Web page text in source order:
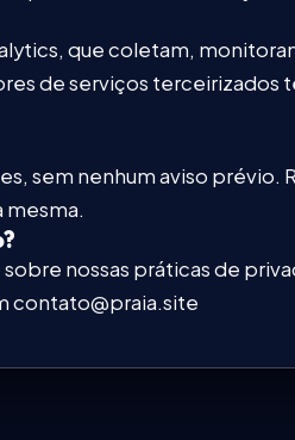
que coletam,
de serviços
sem nenhum aviso
mesma.
nossas práticas de
contato@praia.site